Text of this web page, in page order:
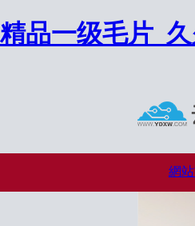
精品一级毛片_
網